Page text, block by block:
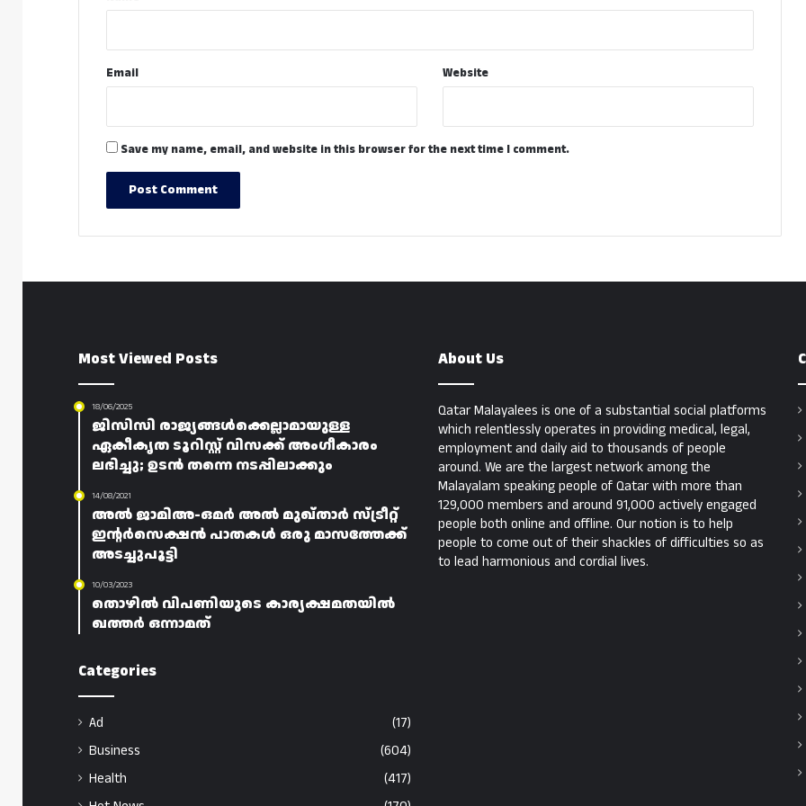
Email Website
Save my name, email, and website in this browser for the next time I comment.
Most Viewed Posts
18/06/2025
ജിസിസി രാജ്യങ്ങൾക്കെല്ലാമായുള്ള
ഏകീകൃത ടൂറിസ്റ്റ് വിസക്ക് അംഗീകാരം
ലഭിച്ചു; ഉടൻ തന്നെ നടപ്പിലാക്കും
14/08/2021
അൽ ജാമിഅ-ഒമർ അൽ മുഖ്താർ സ്ട്രീറ്റ്
ഇന്റർസെക്ഷൻ പാതകൾ ഒരു മാസത്തേക്ക്
അടച്ചുപൂട്ടി
10/03/2023
തൊഴിൽ വിപണിയുടെ കാര്യക്ഷമതയിൽ
ഖത്തർ ഒന്നാമത്
Categories
Ad
(17)
Business
(604)
Health
(417)
About Us
Qatar Malayalees is one of a substantial social platforms
which relentlessly operates in providing medical, legal,
employment and daily aid to thousands of people
around. We are the largest network among the
Malayalam speaking people of Qatar with more than
129,000 members and around 91,000 actively engaged
people both online and offline. Our notion is to help
people to come out of their shackles of difficulties so as
to lead harmonious and cordial lives.